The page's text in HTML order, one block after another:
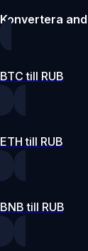
Konvertera
BTC till RUB
ETH till RUB
BNB till RUB